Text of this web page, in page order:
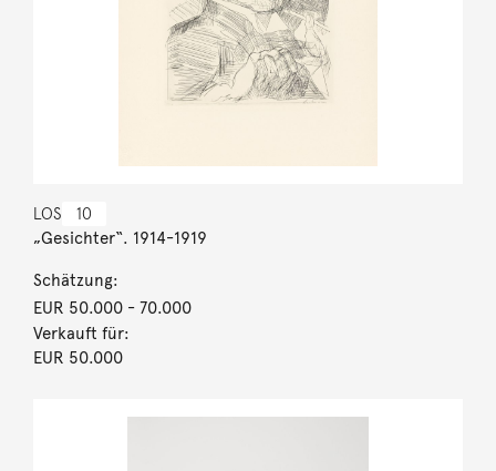
LOS 10
„Gesichter“. 1914-1919
Schätzung:
EUR 50.000- 70.000
Verkauft für:
EUR 50.000